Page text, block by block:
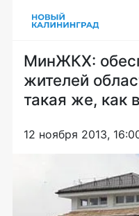
МинЖКХ:
жителей
такая же, как
12 ноября 2013,